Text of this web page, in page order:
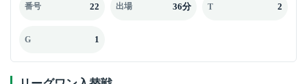
番号 22 出場 36分 T 2
G 1